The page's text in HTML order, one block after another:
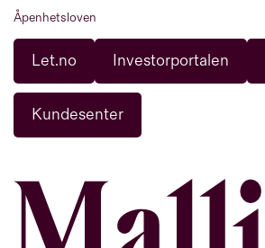
Åpenhetsloven
Let.no Investorportalen
Kundesenter